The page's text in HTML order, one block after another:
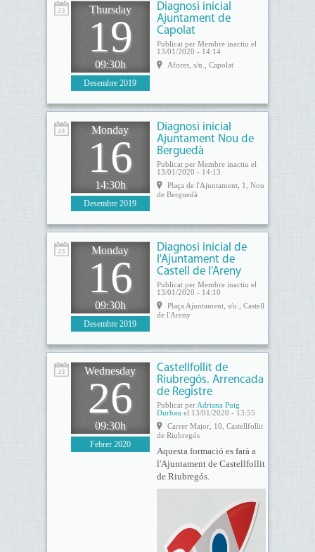
Thursday
19
09:30h
Desembre 2019
Diagnosi inicial
Ajuntament de
Capolat
Publicat per Membre inactiu el
13/01/2020 - 14:14
Afores, s/n., Capolat
Monday
16
14:30h
Desembre 2019
Diagnosi inicial
Ajuntament Nou de
Berguedà
Publicat per Membre inactiu el
13/01/2020 - 14:13
Plaça de l'Ajuntament, 1, Nou
de Berguedà
Monday
16
09:30h
Desembre 2019
Diagnosi inicial de
l'Ajuntament de
Castell de l'Areny
Publicat per Membre inactiu el
13/01/2020 - 14:10
Plaça Ajuntament, s/n., Castell
de l'Areny
Wednesday
26
09:30h
Febrer 2020
Castellfollit de
Riubregós. Arrencada
de Registre
Publicat per Adriana Puig
Durbau el 13/01/2020 - 13:55
Carrer Major, 10, Castellfollit
de Riubregós
Aquesta formació es farà a
l'Ajuntament de Castellfollit
de Riubregós.